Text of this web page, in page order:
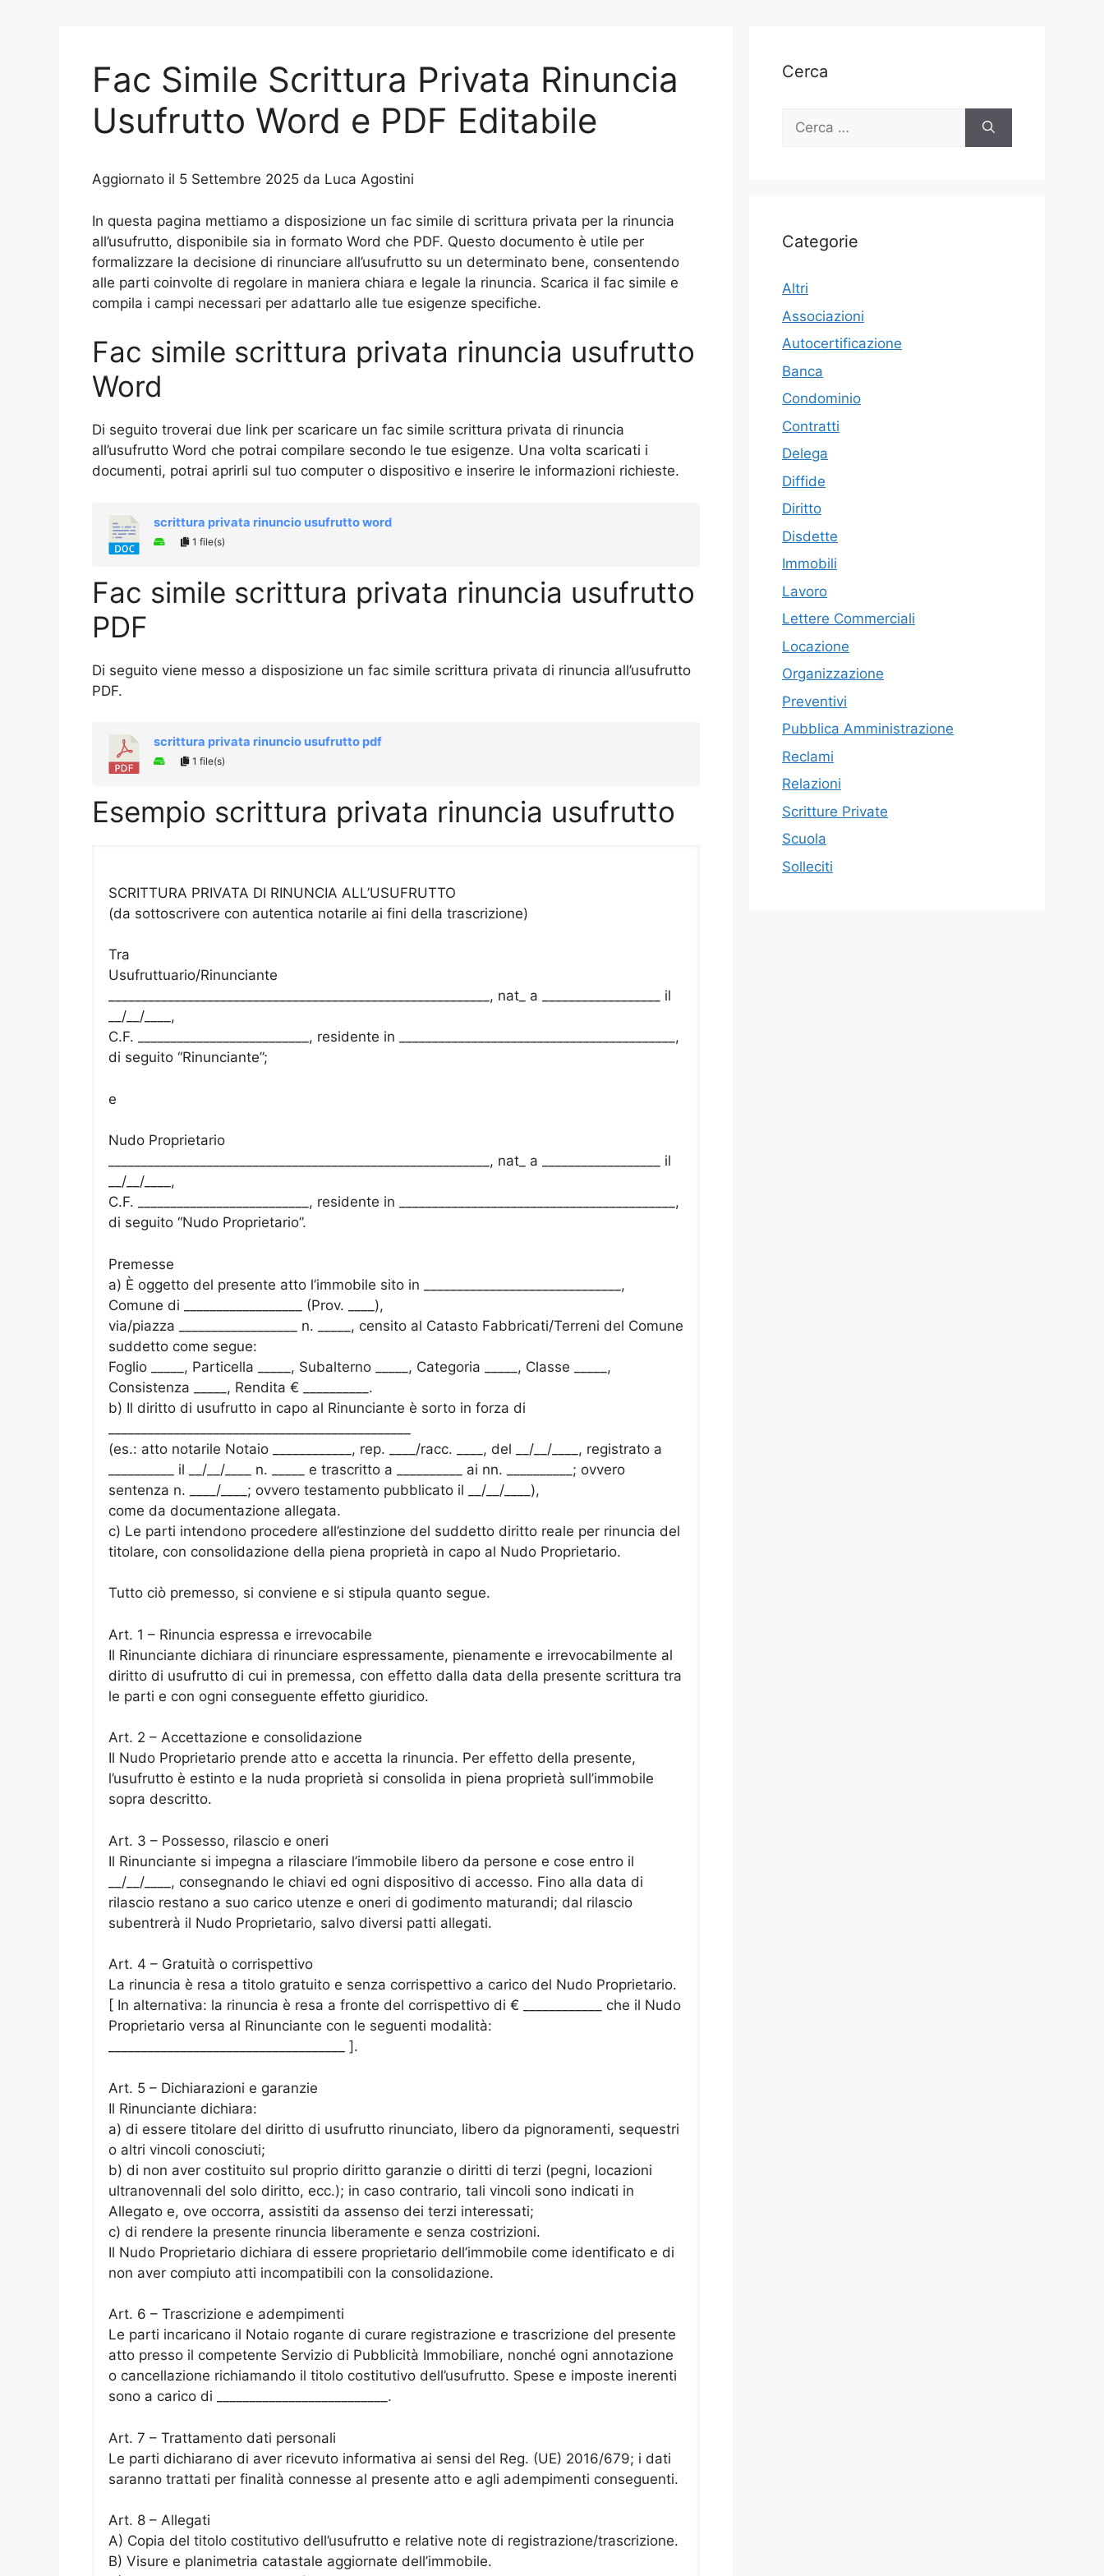
Fac Simile Scrittura Privata Rinuncia
Usufrutto Word e PDF Editabile
Aggiornato il 5 Settembre 2025 da Luca Agostini
In questa pagina mettiamo a disposizione un fac simile di scrittura privata per la rinuncia
all’usufrutto, disponibile sia in formato Word che PDF. Questo documento è utile per
formalizzare la decisione di rinunciare all’usufrutto su un determinato bene, consentendo
alle parti coinvolte di regolare in maniera chiara e legale la rinuncia. Scarica il fac simile e
compila i campi necessari per adattarlo alle tue esigenze specifiche.
Fac simile scrittura privata rinuncia usufrutto
Word
Di seguito troverai due link per scaricare un fac simile scrittura privata di rinuncia
all’usufrutto Word che potrai compilare secondo le tue esigenze. Una volta scaricati i
documenti, potrai aprirli sul tuo computer o dispositivo e inserire le informazioni richieste.
scrittura privata rinuncio usufrutto word
1 file(s)
Fac simile scrittura privata rinuncia usufrutto
PDF
Di seguito viene messo a disposizione un fac simile scrittura privata di rinuncia all’usufrutto
PDF.
scrittura privata rinuncio usufrutto pdf
1 file(s)
Esempio scrittura privata rinuncia usufrutto
SCRITTURA PRIVATA DI RINUNCIA ALL’USUFRUTTO
(da sottoscrivere con autentica notarile ai fini della trascrizione)
Tra
Usufruttuario/Rinunciante
__________________________________________________________, nat_ a __________________ il
__/__/____,
C.F. __________________________, residente in __________________________________________,
di seguito “Rinunciante”;
e
Nudo Proprietario
__________________________________________________________, nat_ a __________________ il
__/__/____,
C.F. __________________________, residente in __________________________________________,
di seguito “Nudo Proprietario”.
Premesse
a) È oggetto del presente atto l’immobile sito in ______________________________,
Comune di __________________ (Prov. ____),
via/piazza __________________ n. _____, censito al Catasto Fabbricati/Terreni del Comune
suddetto come segue:
Foglio _____, Particella _____, Subalterno _____, Categoria _____, Classe _____,
Consistenza _____, Rendita € __________.
b) Il diritto di usufrutto in capo al Rinunciante è sorto in forza di
(es.: atto notarile Notaio ____________, rep. ____/racc. ____, del __/__/____, registrato a
__________ il __/__/____ n. _____ e trascritto a __________ ai nn. __________; ovvero
sentenza n. ____/____; ovvero testamento pubblicato il __/__/____),
come da documentazione allegata.
c) Le parti intendono procedere all’estinzione del suddetto diritto reale per rinuncia del
titolare, con consolidazione della piena proprietà in capo al Nudo Proprietario.
Tutto ciò premesso, si conviene e si stipula quanto segue.
Art. 1 – Rinuncia espressa e irrevocabile
Il Rinunciante dichiara di rinunciare espressamente, pienamente e irrevocabilmente al
diritto di usufrutto di cui in premessa, con effetto dalla data della presente scrittura tra
le parti e con ogni conseguente effetto giuridico.
Art. 2 – Accettazione e consolidazione
Il Nudo Proprietario prende atto e accetta la rinuncia. Per effetto della presente,
l’usufrutto è estinto e la nuda proprietà si consolida in piena proprietà sull’immobile
sopra descritto.
Art. 3 – Possesso, rilascio e oneri
Il Rinunciante si impegna a rilasciare l’immobile libero da persone e cose entro il
__/__/____, consegnando le chiavi ed ogni dispositivo di accesso. Fino alla data di
rilascio restano a suo carico utenze e oneri di godimento maturandi; dal rilascio
subentrerà il Nudo Proprietario, salvo diversi patti allegati.
Art. 4 – Gratuità o corrispettivo
La rinuncia è resa a titolo gratuito e senza corrispettivo a carico del Nudo Proprietario.
[ In alternativa: la rinuncia è resa a fronte del corrispettivo di € ____________ che il Nudo
Proprietario versa al Rinunciante con le seguenti modalità:
____________________________________ ].
Art. 5 – Dichiarazioni e garanzie
Il Rinunciante dichiara:
a) di essere titolare del diritto di usufrutto rinunciato, libero da pignoramenti, sequestri
o altri vincoli conosciuti;
b) di non aver costituito sul proprio diritto garanzie o diritti di terzi (pegni, locazioni
ultranovennali del solo diritto, ecc.); in caso contrario, tali vincoli sono indicati in
Allegato e, ove occorra, assistiti da assenso dei terzi interessati;
c) di rendere la presente rinuncia liberamente e senza costrizioni.
Il Nudo Proprietario dichiara di essere proprietario dell’immobile come identificato e di
non aver compiuto atti incompatibili con la consolidazione.
Art. 6 – Trascrizione e adempimenti
Le parti incaricano il Notaio rogante di curare registrazione e trascrizione del presente
atto presso il competente Servizio di Pubblicità Immobiliare, nonché ogni annotazione
o cancellazione richiamando il titolo costitutivo dell’usufrutto. Spese e imposte inerenti
sono a carico di __________________________.
Art. 7 – Trattamento dati personali
Le parti dichiarano di aver ricevuto informativa ai sensi del Reg. (UE) 2016/679; i dati
saranno trattati per finalità connesse al presente atto e agli adempimenti conseguenti.
Art. 8 – Allegati
A) Copia del titolo costitutivo dell’usufrutto e relative note di registrazione/trascrizione.
B) Visure e planimetria catastale aggiornate dell’immobile.
Cerca
Ricerca
Categorie
Altri
Associazioni
Autocertificazione
Banca
Condominio
Contratti
Delega
Diffide
Diritto
Disdette
Immobili
Lavoro
Lettere Commerciali
Locazione
Organizzazione
Preventivi
Pubblica Amministrazione
Reclami
Relazioni
Scritture Private
Scuola
Solleciti